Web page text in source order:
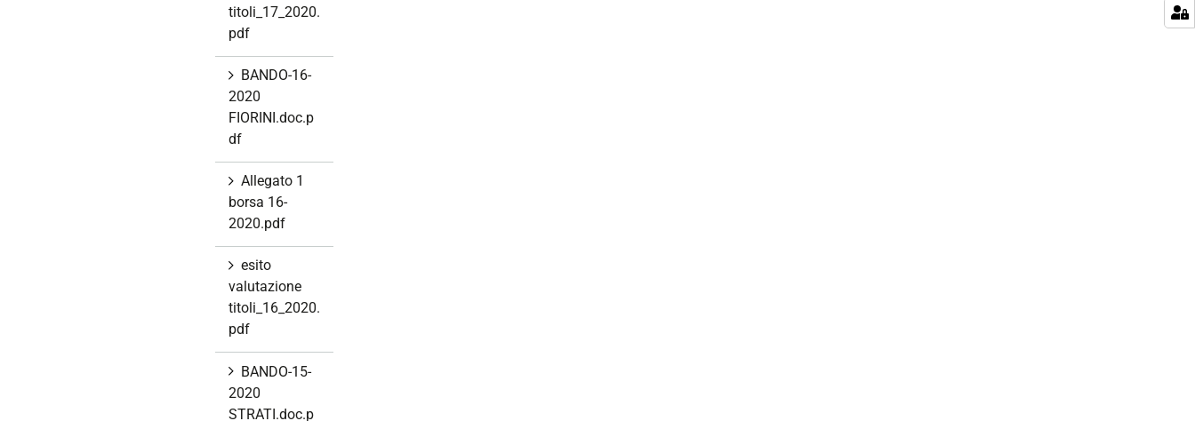
titoli_17_2020.
pdf
BANDO-16-
2020
FIORINI.doc.p
df
Allegato 1
borsa 16-
2020.pdf
esito
valutazione
titoli_16_2020.
pdf
BANDO-15-
2020
STRATI.doc.p